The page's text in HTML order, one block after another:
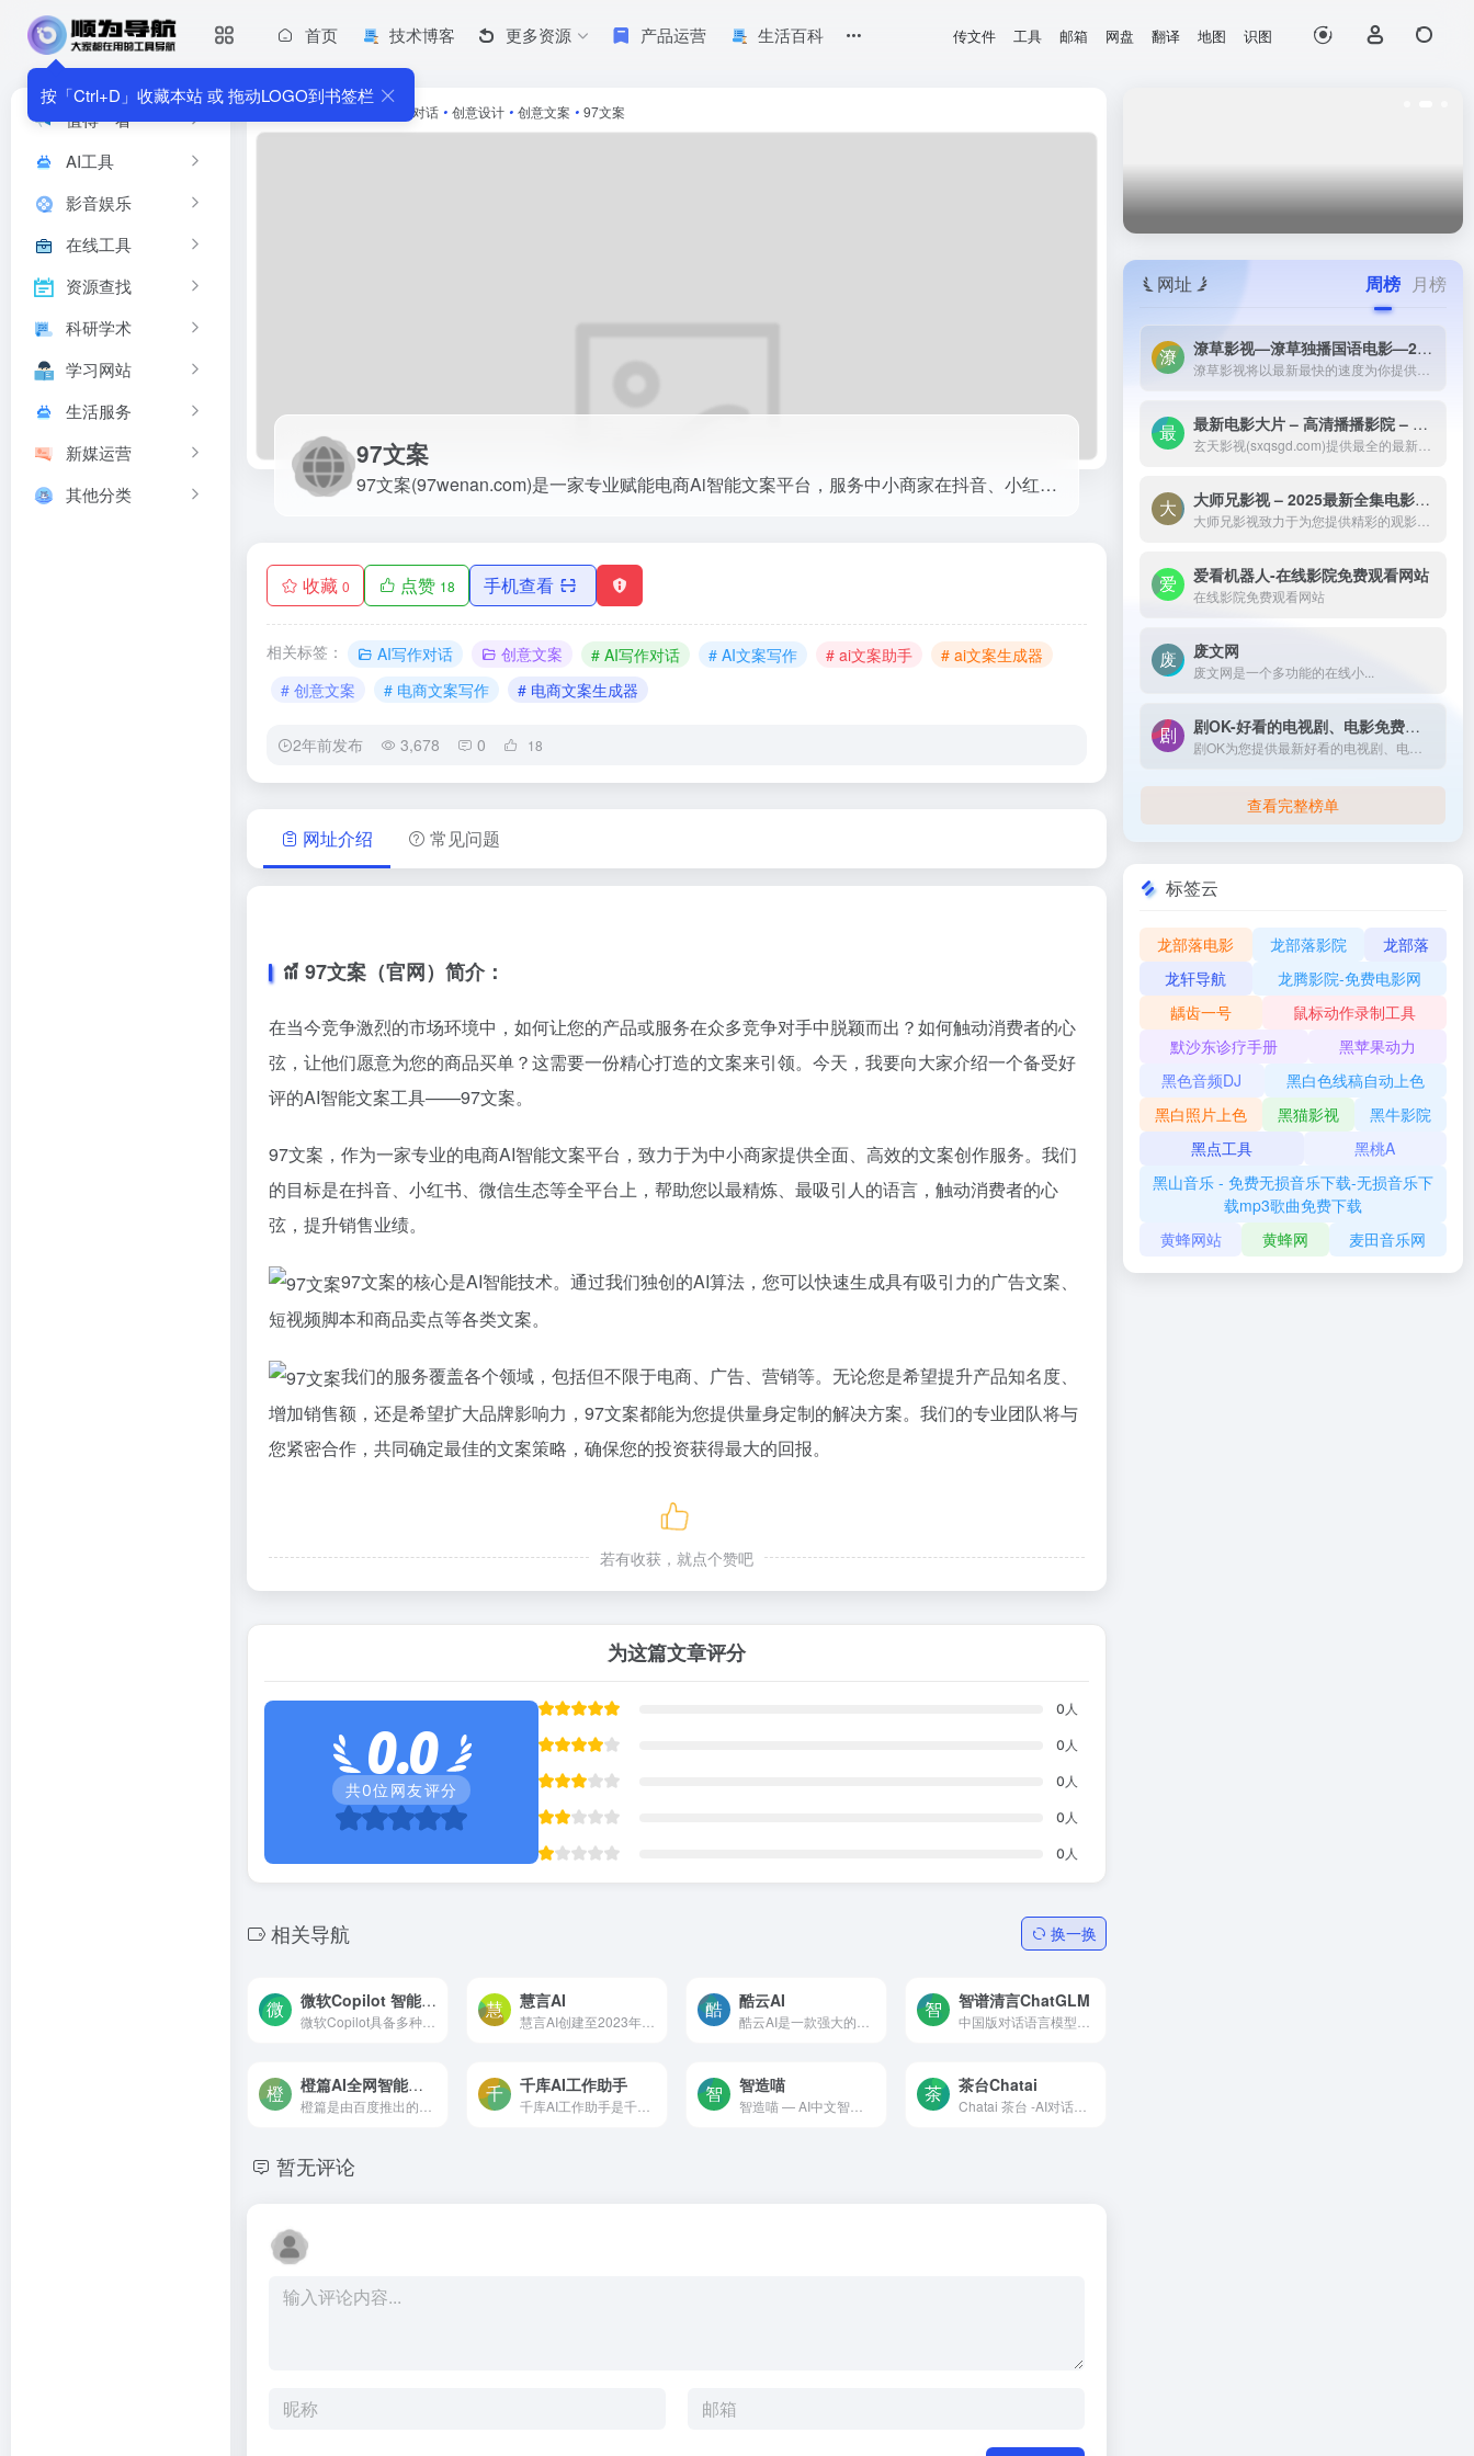
按「Ctrl+D」收藏本站 或 拖动LOGO到书签栏
首页 技术博客 更多资源 产品运营 生活百科 传文件 工具 邮箱 网盘 翻译 地图 识图
值得一看
AI工具
影音娱乐
在线工具
资源查找
科研学术
学习网站
生活服务
新媒运营
其他分类
AI写作对话 • 创意设计 • 创意文案 • 97文案
97文案
97文案(97wenan.com)是一家专业赋能电商Ai智能文案平台，服务中小商家在抖音、小红书、微信生态等全平台文案撰写，可帮您用 Ai生成广告文案、Ai生成短视频脚本、Ai生成商品卖点等等。
收藏 0 点赞 18 手机查看
相关标签： AI写作对话 创意文案 # AI写作对话 # AI文案写作 # ai文案助手
# ai文案生成器
# 创意文案
# 电商文案写作 # 电商文案生成器
2年前发布 3,678 0 18
97文案
97文案(97wenan.com)是一家专业赋能电商Ai智能文案平台，服务中小商家在抖音、小红书、微信生态等全平台文案撰写，可帮您用 Ai生成广告文案、Ai生成...
网址介绍 常见问题
97文案（官网）简介：
在当今竞争激烈的市场环境中，如何让您的产品或服务在众多竞争对手中脱颖而出？如何触动消费者的心
弦，让他们愿意为您的商品买单？这需要一份精心打造的文案来引领。今天，我要向大家介绍一个备受好
评的AI智能文案工具——97文案。
97文案，作为一家专业的电商AI智能文案平台，致力于为中小商家提供全面、高效的文案创作服务。我们
的目标是在抖音、小红书、微信生态等全平台上，帮助您以最精炼、最吸引人的语言，触动消费者的心
弦，提升销售业绩。
97文案的核心是AI智能技术。通过我们独创的AI算法，您可以快速生成具有吸引力的广告文案、
短视频脚本和商品卖点等各类文案。
我们的服务覆盖各个领域，包括但不限于电商、广告、营销等。无论您是希望提升产品知名度、
增加销售额，还是希望扩大品牌影响力，97文案都能为您提供量身定制的解决方案。我们的专业团队将与
您紧密合作，共同确定最佳的文案策略，确保您的投资获得最大的回报。
若有收获，就点个赞吧
为这篇文章评分
0.0
共0位网友评分
0 人
0 人
0 人
0 人
0 人
相关导航 换一换
微软Copilot 智能AI助手 慧言AI 酷云AI 智谱清言ChatGLM
橙篇AI全网智能检索 千库AI工作助手 智造喵 茶台Chatai
暂无评论
网址 周榜 月榜
潦草影视—潦草独播国语电影—2023最新国语大片—免费国语潦草电影网-潦草影视将以最新最快的速度为你提供：最新电影电视剧的介绍和高速观看地址，好看的电影电视剧在线观看尽在潦草影视，为了更好的服务您，我们正在努力做最好的电影电视剧网站！
最新电影大片 – 高清播播影院 – 最新好看的电视剧免费在线观看 _ 玄天影视-玄天影视(sxqsgd.com)提供最全的最新电影大片，最热电视剧，韩国电视剧、香港TVB电视剧、韩剧、日剧、美剧、综艺、动漫的在线观看，无需下载任何播放器即可在线免费观看，每天第一时间更新，欢迎影迷到玄天
大师兄影视 – 2025最新全集电影电视剧_高清短剧视频免费在线观看-大师兄影视致力于为您提供精彩的观影选择，包括热门电影、电视剧、短剧、最新综艺节目和经典动漫。我们实时更新影片，确保您能享受最新、最全面的在线电影免费观看，更多高清资源尽在大师兄影院网。
爱看机器人-在线影院免费观看网站
在线影院免费观看网站
废文网
废文网是一个多功能的在线小...
剧OK-好看的电视剧、电影免费在线播放
查看完整榜单
标签云
龙部落电影 龙部落影院
龙部落
龙轩导航
龙腾影院-免费电影网
龋齿一号
鼠标动作录制工具
默沙东诊疗手册
黑苹果动力
黑色音频DJ
黑白色线稿自动上色
黑白照片上色
黑猫影视
黑牛影院
黑点工具
黑桃A
黑山音乐 - 免费无损音乐下载-无损音乐下
载mp3歌曲免费下载
黄蜂网站
黄蜂网 麦田音乐网